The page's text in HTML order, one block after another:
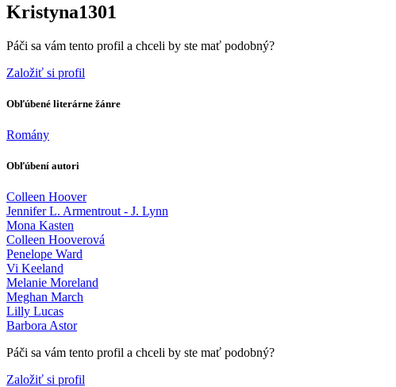
Kristyna1301
Páči sa vám tento profil a chceli by ste mať podobný?
Založiť si profil
Obľúbené literárne žánre
Romány
Obľúbení autori
Colleen Hoover
Jennifer L. Armentrout - J. Lynn
Mona Kasten
Colleen Hooverová
Penelope Ward
Vi Keeland
Melanie Moreland
Meghan March
Lilly Lucas
Barbora Astor
Páči sa vám tento profil a chceli by ste mať podobný?
Založiť si profil